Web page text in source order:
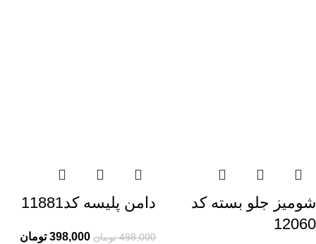
شومیز جلو بسته کد
12060
دامن پلیسه کد11881
498,000 تومان 398,000 تومان